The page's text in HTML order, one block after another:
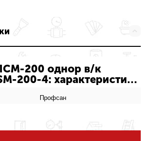
200 однор в/к
200-4: характеристики
Профсан